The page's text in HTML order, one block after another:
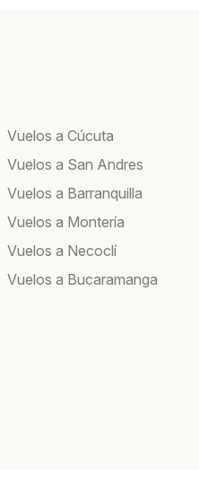
Vuelos a Cúcuta
Vuelos a San Andres
Vuelos a Barranquilla
Vuelos a Montería
Vuelos a Necoclí
Vuelos a Bucaramanga